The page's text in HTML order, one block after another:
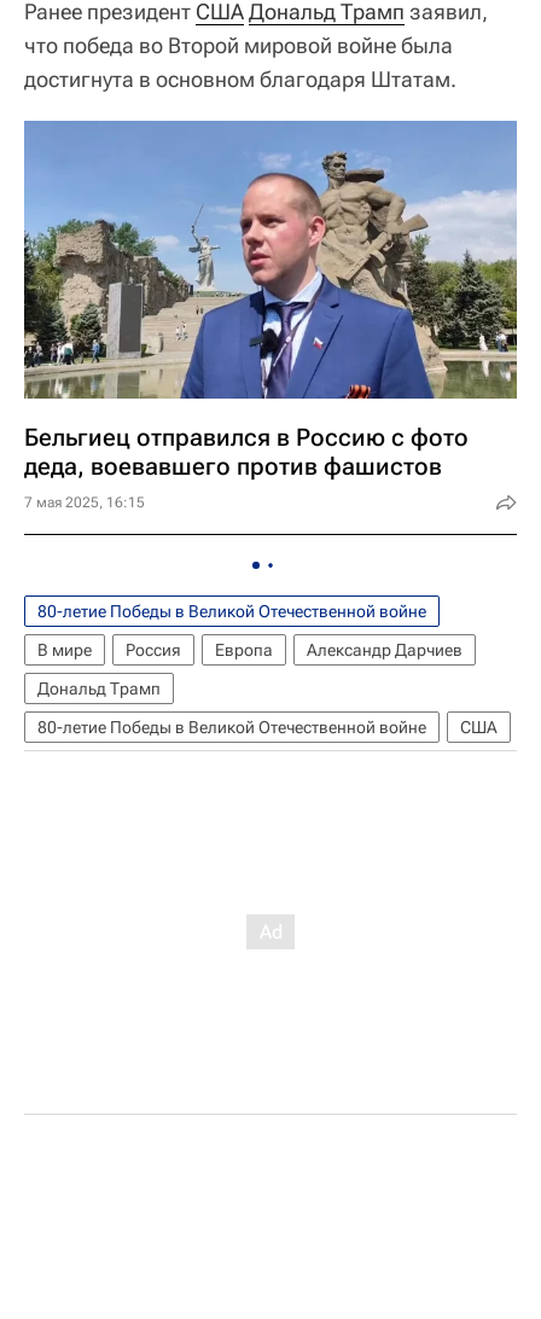
Ранее президент СШАДональд Трамп заявил,
что победа во Второй мировой войне была
достигнута в основном благодаря Штатам.
Бельгиец отправился в Россию с фото
деда, воевавшего против фашистов
7 мая 2025, 16:15
80-летие Победы в Великой Отечественной войне
В мире
Россия Европа
Александр Дарчиев
Дональд Трамп
80-летие Победы в Великой Отечественной войне
США